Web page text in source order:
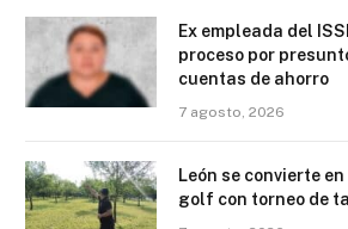
Ex empleada del
proceso por
cuentas de ahorro
7 agosto, 2026
León se convierte
golf con torneo de